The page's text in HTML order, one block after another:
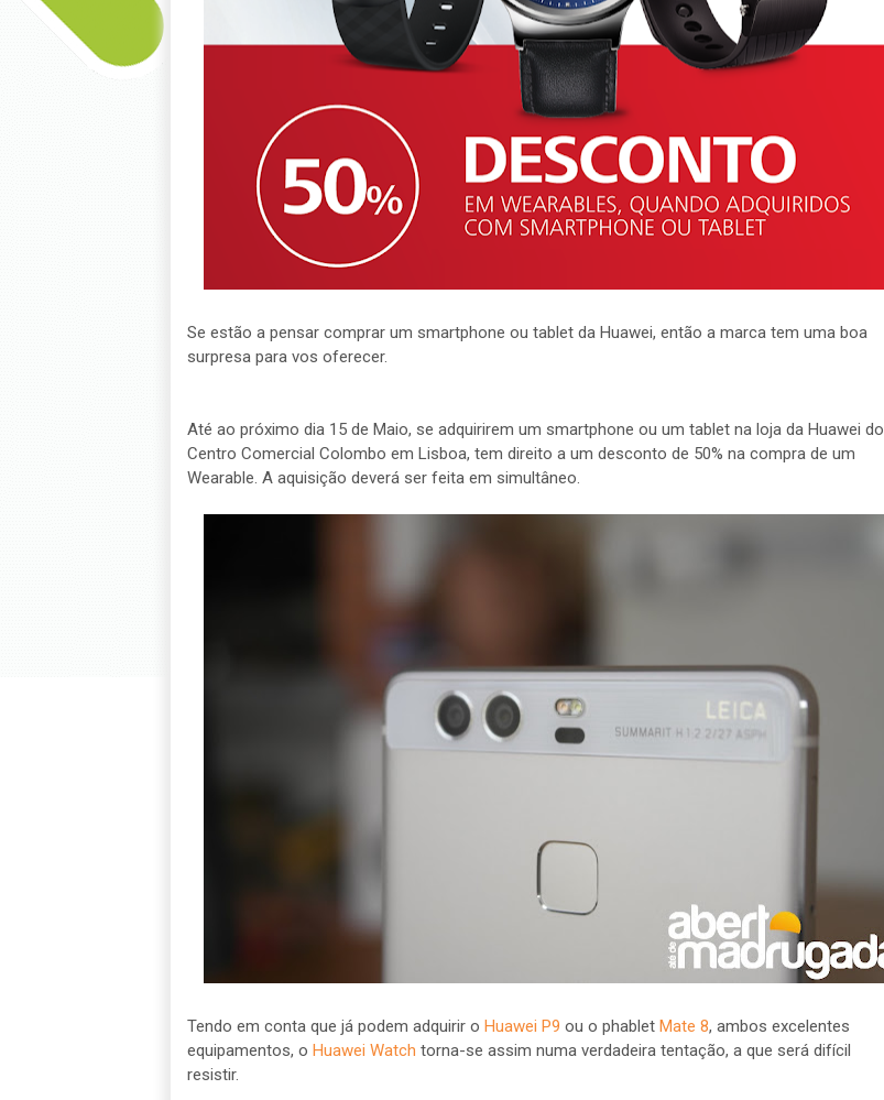
Se estão a pensar comprar um smartphone ou tablet da Huawei, então a marca tem uma boa
surpresa para vos oferecer.
Até ao próximo dia 15 de Maio, se adquirirem um smartphone ou um tablet na loja da Huawei do
Centro Comercial Colombo em Lisboa, tem direito a um desconto de 50% na compra de um
Wearable. A aquisição deverá ser feita em simultâneo.
Tendo em conta que já podem adquirir o Huawei P9 ou o phablet Mate 8, ambos excelentes
equipamentos, o Huawei Watch torna-se assim numa verdadeira tentação, a que será difícil
resistir.